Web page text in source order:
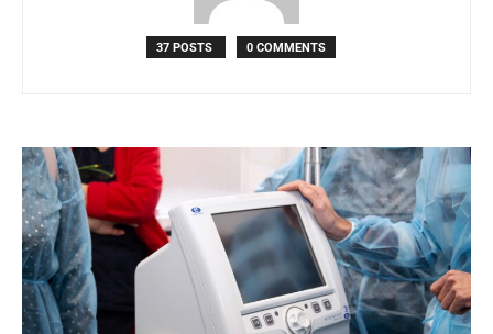
37 POSTS 0 COMMENTS